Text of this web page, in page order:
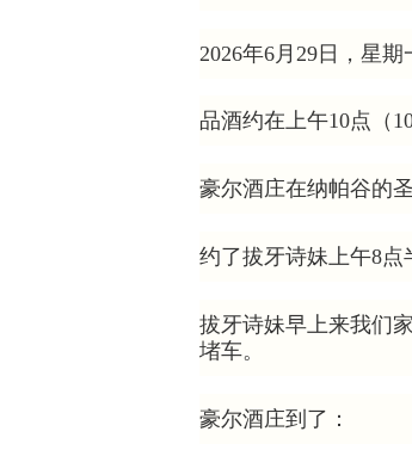
2026年6月29日，星期
品酒约在上午10点（
豪尔酒庄在纳帕谷的
约了拔牙诗妹上午8点
拔牙诗妹早上来我们
堵车。
豪尔酒庄到了：